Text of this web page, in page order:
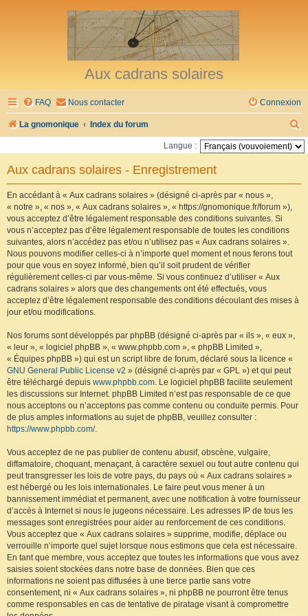
Aux cadrans solaires
FAQ Nous contacter Connexion
La gnomonique Index du forum
e
Langue :
Aux cadrans solaires - Enregistrement
En accédant à « Aux cadrans solaires » (désigné ci-après par « nous »,
« notre », « nos », « Aux cadrans solaires », « https://gnomonique.fr/forum »),
vous acceptez d’être légalement responsable des conditions suivantes. Si
vous n’acceptez pas d’être légalement responsable de toutes les conditions
suivantes, alors n’accédez pas et/ou n’utilisez pas « Aux cadrans solaires ».
Nous pouvons modifier celles-ci à n’importe quel moment et nous ferons tout
pour que vous en soyez informé, bien qu’il soit prudent de vérifier
régulièrement celles-ci par vous-même. Si vous continuez d’utiliser « Aux
cadrans solaires » alors que des changements ont été effectués, vous
acceptez d’être légalement responsable des conditions découlant des mises à
jour et/ou modifications.
Nos forums sont développés par phpBB (désigné ci-après par « ils », « eux »,
« leur », « logiciel phpBB », « www.phpbb.com », « phpBB Limited »,
« Équipes phpBB ») qui est un script libre de forum, déclaré sous la licence «
GNU General Public License v2 » (désigné ci-après par « GPL ») et qui peut
être téléchargé depuis www.phpbb.com. Le logiciel phpBB facilite seulement
les discussions sur Internet. phpBB Limited n’est pas responsable de ce que
nous acceptons ou n’acceptons pas comme contenu ou conduite permis. Pour
de plus amples informations au sujet de phpBB, veuillez consulter :
https://www.phpbb.com/.
Vous acceptez de ne pas publier de contenu abusif, obscène, vulgaire,
diffamatoire, choquant, menaçant, à caractère sexuel ou tout autre contenu qui
peut transgresser les lois de votre pays, du pays où « Aux cadrans solaires »
est hébergé ou les lois internationales. Le faire peut vous mener à un
bannissement immédiat et permanent, avec une notification à votre fournisseur
d’accès à Internet si nous le jugeons nécessaire. Les adresses IP de tous les
messages sont enregistrées pour aider au renforcement de ces conditions.
Vous acceptez que « Aux cadrans solaires » supprime, modifie, déplace ou
verrouille n’importe quel sujet lorsque nous estimons que cela est nécessaire.
En tant que membre, vous acceptez que toutes les informations que vous avez
saisies soient stockées dans notre base de données. Bien que ces
informations ne soient pas diffusées à une tierce partie sans votre
consentement, ni « Aux cadrans solaires », ni phpBB ne pourront être tenus
comme responsables en cas de tentative de piratage visant à compromettre